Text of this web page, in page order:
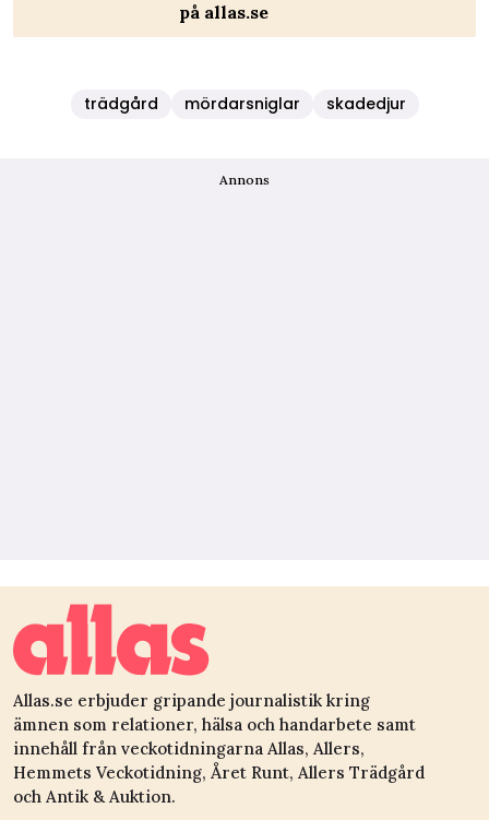
på allas.se
trädgård mördarsniglar skadedjur
Annons
Allas.se erbjuder gripande journalistik kring
ämnen som relationer, hälsa och handarbete samt
innehåll från veckotidningarna Allas, Allers,
Hemmets Veckotidning, Året Runt, Allers Trädgård
och Antik & Auktion.